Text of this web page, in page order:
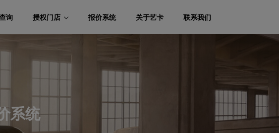
询 授权门店 报价系统 关于艺卡 联系我们
系统